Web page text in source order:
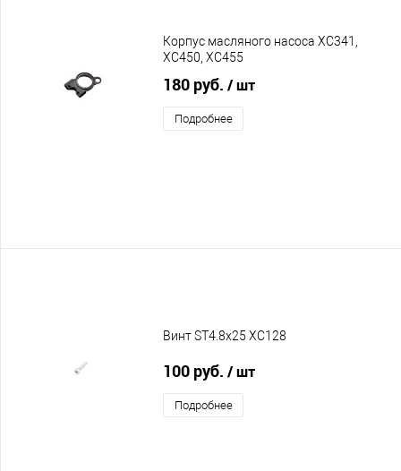
Корпус масляного насоса XC341,
XC450, XC455
180 руб. / шт
Подробнее
Винт ST4.8х25 XC128
100 руб. / шт
Подробнее